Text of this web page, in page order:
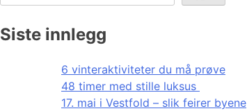
Siste innlegg
6 vinteraktiviteter du må prøve
48 timer med stille luksus
17. mai i Vestfold – slik feirer byene